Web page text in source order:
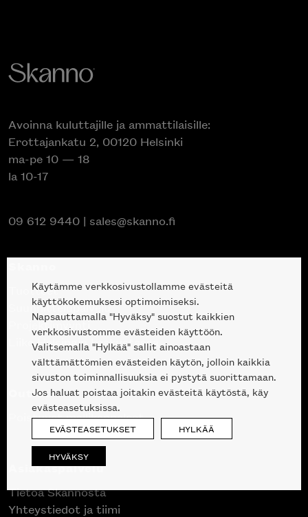
Avoinna kuluttajille ja ammattilaisille:
Erottajankatu 2, 00120 Helsinki
ma-pe 10 — 18
la 10-17
09 612 9440 | sales@skanno.fi
Tuotteet
Suunnittelupalvelu
Projektimyynti
Liike Helsingin keskustassa
Outlet
Poistuvat mallikappaleet
Asiakaspalvelu
Tietoa Skannosta
Yhteystiedot ja tiimi
Käytämme verkkosivustollamme evästeitä
käyttökokemuksesi optimoimiseksi.
Napsauttamalla "Hyväksy" suostut kaikkien
verkkosivustomme evästeiden käyttöön.
Valitsemalla "Hylkää" sallit ainoastaan
välttämättömien evästeiden käytön, jolloin kaikkia
sivuston toiminnallisuuksia ei pystytä suorittamaan.
Jos haluat poistaa joitakin evästeitä käytöstä, käy
evästeasetuksissa.
EVÄSTEASETUKSET HYLKÄÄ
HYVÄKSY